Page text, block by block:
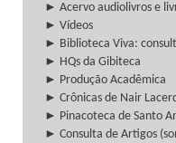
► Acervo audiolivros e
► Vídeos
► Biblioteca Viva:
► HQs da Gibiteca
► Produção Acadêmica
► Crônicas de Nair
► Pinacoteca de Santo
► Consulta de Artigos